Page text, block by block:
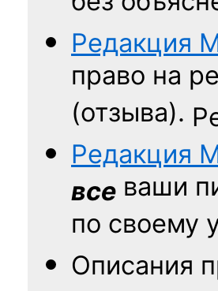
Редакция
право на
(отзыва).
Редакция
все ваши
по своему
Описания